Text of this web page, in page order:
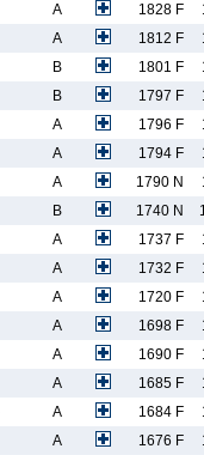
A 1828 F
A 1812 F
B 1801 F
B 1797 F
A 1796 F
A 1794 F
A 1790 N
B 1740 N
A 1737 F
A 1732 F
A 1720 F
A 1698 F
A 1690 F
A 1685 F
A 1684 F
A 1676 F